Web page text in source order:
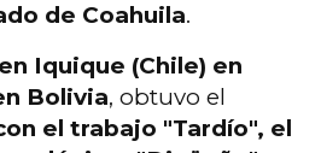
de Coahuila.
Iquique (Chile) en
Bolivia, obtuvo el
el trabajo "Tardío", el